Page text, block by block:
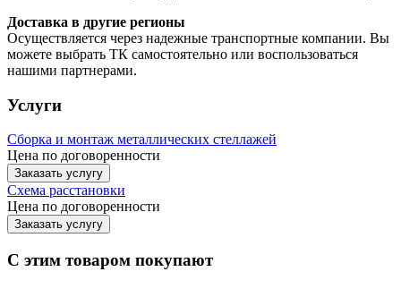
Доставка в другие регионы
Осуществляется через надежные транспортные компании. Вы
можете выбрать ТК самостоятельно или воспользоваться
нашими партнерами.
Услуги
Сборка и монтаж металлических стеллажей
Цена по договоренности
Заказать услугу
Схема расстановки
Цена по договоренности
Заказать услугу
С этим товаром покупают